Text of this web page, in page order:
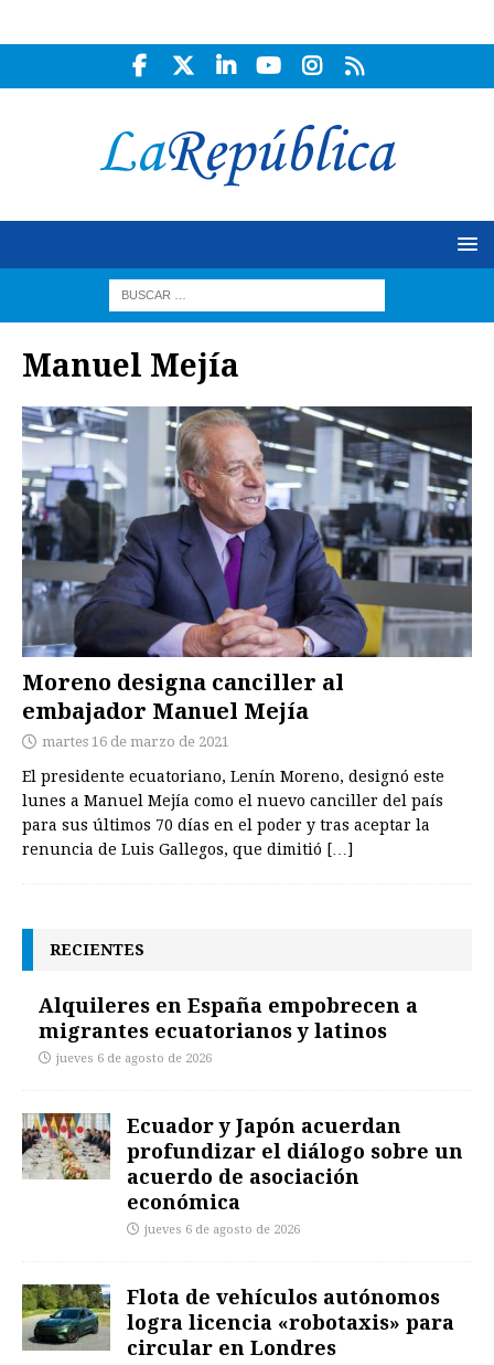
Manuel Mejía
Moreno designa canciller al
embajador Manuel Mejía
martes 16 de marzo de 2021
El presidente ecuatoriano, Lenín Moreno, designó este
lunes a Manuel Mejía como el nuevo canciller del país
para sus últimos 70 días en el poder y tras aceptar la
renuncia de Luis Gallegos, que dimitió […]
RECIENTES
Alquileres en España empobrecen a
migrantes ecuatorianos y latinos
jueves 6 de agosto de 2026
Ecuador y Japón acuerdan
profundizar el diálogo sobre un
acuerdo de asociación
económica
jueves 6 de agosto de 2026
Flota de vehículos autónomos
logra licencia «robotaxis» para
circular en Londres